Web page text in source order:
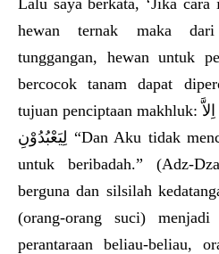
Lalu saya berkata, ‘Jika
hewan ternak maka
tunggangan, hewan untuk
bercocok tanam dapat
tujuan penciptaan makhluk: وَ مَا خَلَقْتُ اْلجِنَّ وَ اْلاِنْسَ اِلاَّ
لِيَعْبُدُوْنِ “Dan Aku tidak menciptakan manusia kecuali
untuk beribadah.” (Adz-
berguna dan silsilah
(orang-orang suci)
perantaraan beliau-beliau,